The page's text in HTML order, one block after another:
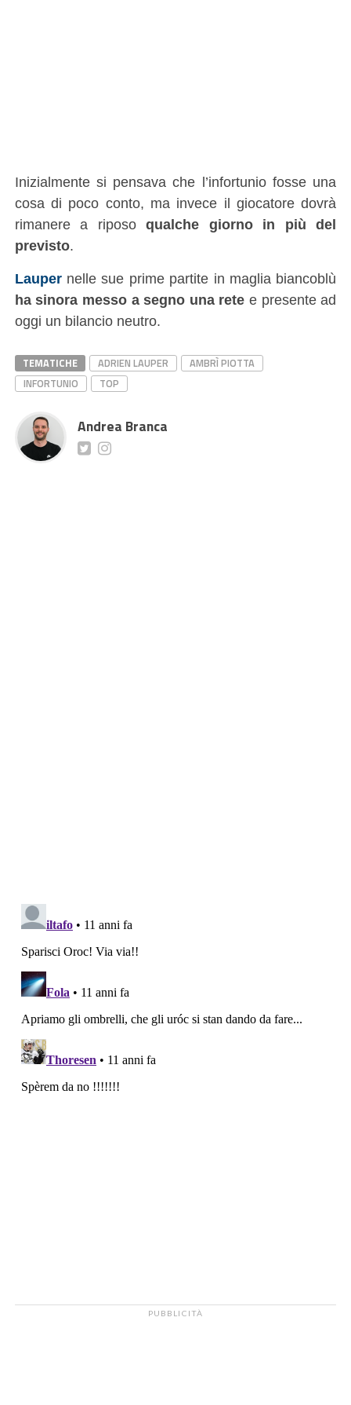
Inizialmente si pensava che l’infortunio fosse una
cosa di poco conto, ma invece il giocatore dovrà
rimanere a riposoqualche giorno in più del
previsto.
Laupernelle sue prime partite in maglia biancoblù
ha sinora messo a segno una rete e presente ad
oggi un bilancio neutro.
TEMATICHE ADRIEN LAUPER
AMBRÌ PIOTTA
INFORTUNIO
TOP
Andrea Branca
PUBBLICITÀ